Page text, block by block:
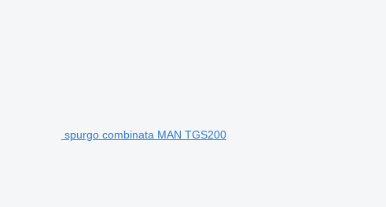
spurgo combinata MAN TGS200